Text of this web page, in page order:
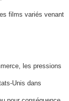
films variés venant
les pressions
Unis dans